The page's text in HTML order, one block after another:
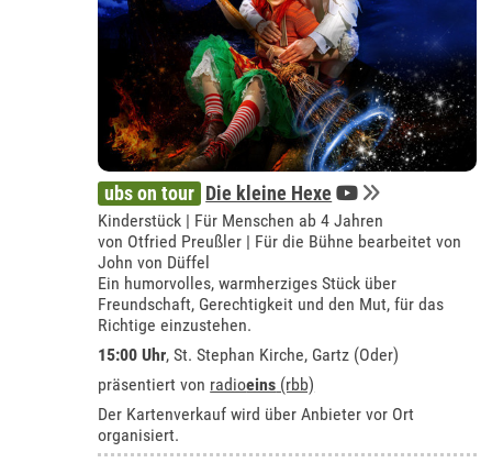
ubs on tour Die kleine Hexe
Kinderstück | Für Menschen ab 4 Jahren
von Otfried Preußler | Für die Bühne bearbeitet von
John von Düffel
Ein humorvolles, warmherziges Stück über
Freundschaft, Gerechtigkeit und den Mut, für das
Richtige einzustehen.
15:00 Uhr, St. Stephan Kirche, Gartz (Oder)
präsentiert von radioeins (rbb)
Der Kartenverkauf wird über Anbieter vor Ort
organisiert.